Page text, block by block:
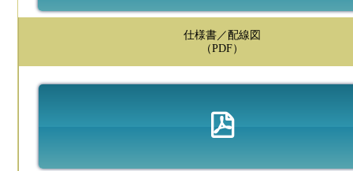
仕様書／配線図
（PDF）